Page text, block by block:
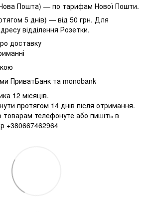
Пошта) — по тарифам Нової Пошти.
5 днів) — від 50 грн. Для
відділення Розетки.
доставку
ПриватБанк та monobank
12 місяців.
протягом 14 днів після отримання.
товарам телефонуте або пишіть в
+380667462964